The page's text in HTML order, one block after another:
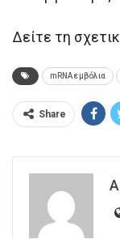
Δείτε τη
mRNA εμβόλια
Share